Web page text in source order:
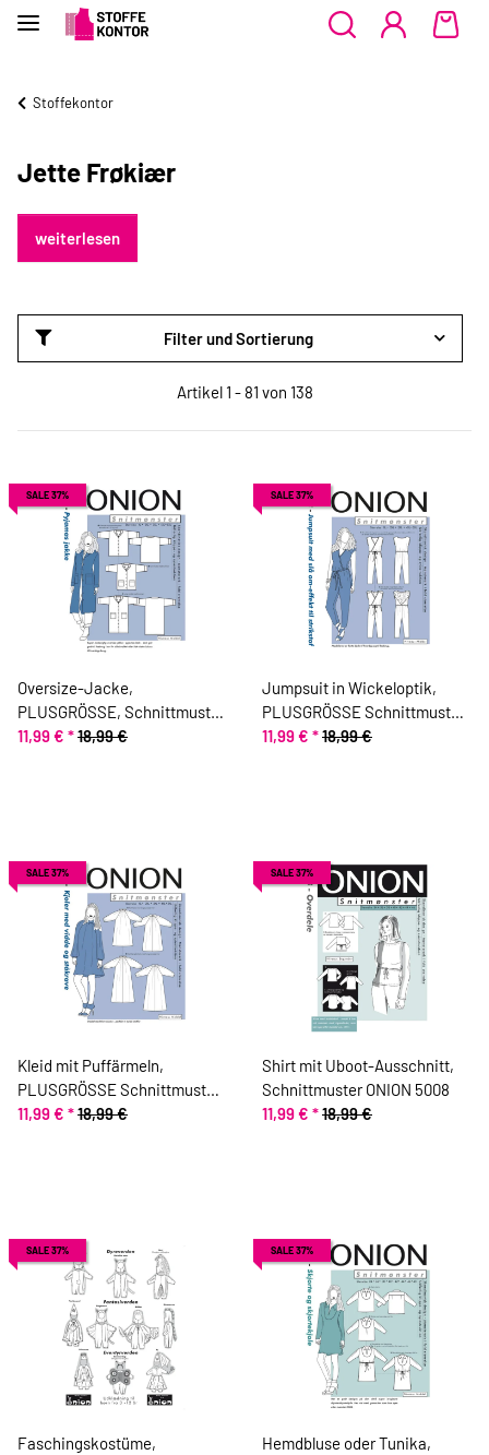
Stoffekontor
Jette Frøkiær
weiterlesen
Filter und Sortierung
Artikel 1 - 81 von 138
SALE 37%
Oversize-Jacke,
PLUSGRÖSSE, Schnittmuster
ONION 9009
11,99 € *18,99 €
SALE 37%
Jumpsuit in Wickeloptik,
PLUSGRÖSSE Schnittmuster
ONION 9022
11,99 € *18,99 €
SALE 37%
Kleid mit Puffärmeln,
PLUSGRÖSSE Schnittmuster
ONION 9023
11,99 € *18,99 €
SALE 37%
Shirt mit Uboot-Ausschnitt,
Schnittmuster ONION 5008
11,99 € *18,99 €
SALE 37%
Faschingskostüme,
SALE 37%
Hemdbluse oder Tunika,